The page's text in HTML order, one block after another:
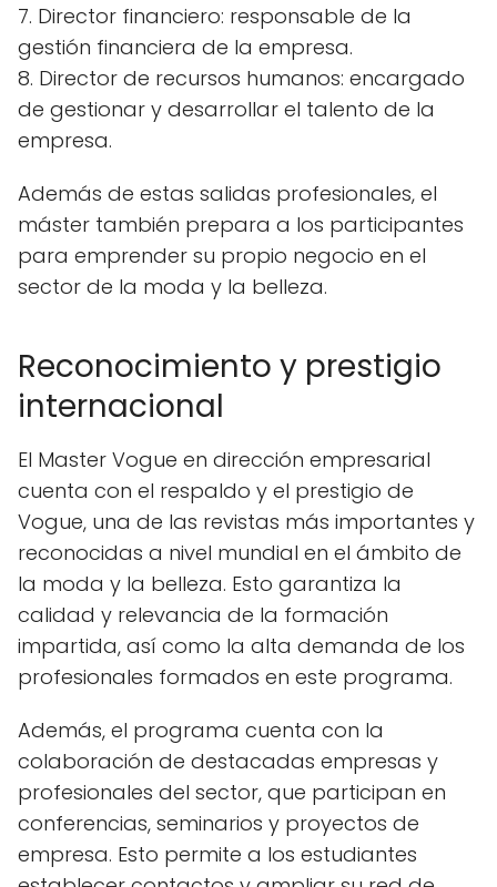
7. Director financiero: responsable de la
gestión financiera de la empresa.
8. Director de recursos humanos: encargado
de gestionar y desarrollar el talento de la
empresa.
Además de estas salidas profesionales, el
máster también prepara a los participantes
para emprender su propio negocio en el
sector de la moda y la belleza.
Reconocimiento y prestigio
internacional
El Master Vogue en dirección empresarial
cuenta con el respaldo y el prestigio de
Vogue, una de las revistas más importantes y
reconocidas a nivel mundial en el ámbito de
la moda y la belleza. Esto garantiza la
calidad y relevancia de la formación
impartida, así como la alta demanda de los
profesionales formados en este programa.
Además, el programa cuenta con la
colaboración de destacadas empresas y
profesionales del sector, que participan en
conferencias, seminarios y proyectos de
empresa. Esto permite a los estudiantes